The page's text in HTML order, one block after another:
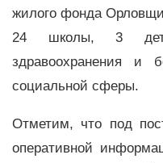
жилого фонда
24 школы, 3
здравоохранения и
социальной сферы.
Отметим, что под
оперативной